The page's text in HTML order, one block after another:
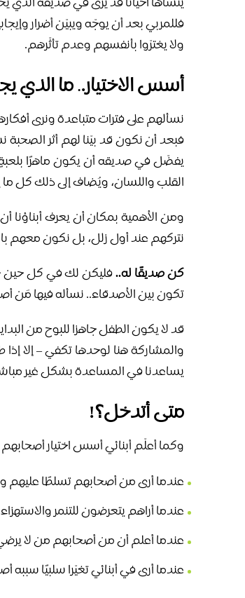
فللمربي بعد أن يوجّه ويبيّن أضرار
ولا يغترّوا بأنفسهم وعدم تأثّرهم.
أسس الاختيار..ما الذي
نسألهم على فترات متباعدة ونرى
فبعد أن نكون قد بيّنا لهم أثر
يفضّل في صديقه أن يكون ماهرًا بلعبةٍ
القلب واللسان، ويُضاف إلى ذلك كل
ومن الأهمية بمكان أن يعرف
نتركهم عند أول زلل، بل نكون معهم
كن صديقًا له..فليكن لك في كل حين
تكون بين الأصدقاء.. نسأله فيها مَن
قد لا يكون الطفل جاهزا للبوح من
والمشاركة هنا لوحدها تكفي – إلا
يساعدنا في المساعدة بشكل غير
متى أتدخل؟!
وكما أعلّم أبنائي أسس اختيار
عندما أرى من أصحابهم تسلطًا عليهم
عندما أراهم يتعرضون للتنمر
عندما أعلم أن من أصحابهم من لا
عندما أرى في أبنائي تغيّرا سلبيًا سببه